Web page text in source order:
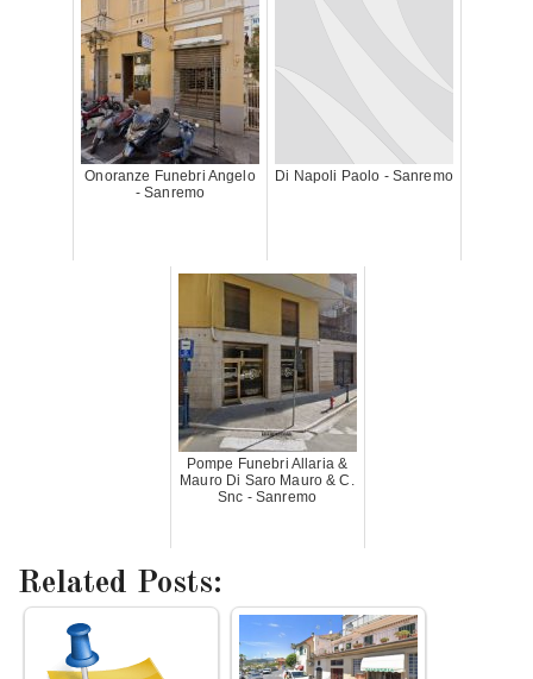
Onoranze Funebri Angelo
- Sanremo
Di Napoli Paolo - Sanremo
Pompe Funebri Allaria &
Mauro Di Saro Mauro & C.
Snc - Sanremo
Related Posts: